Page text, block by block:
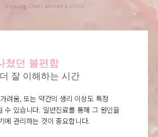
Unjeong Cheil women's clinic
쳤던 불편함
잘 이해하는 시간
려움, 또는 약간의 생리 이상도 특정
수 있습니다. 일반진료를 통해 그 원인을
에 관리하는 것이 중요합니다.